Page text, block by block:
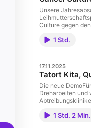
Unsere
Culture gegen
1 Std.
17.11.2025
Tatort Kita,
Die neue
Dreharbeiten und
1 Std. 2 Min.